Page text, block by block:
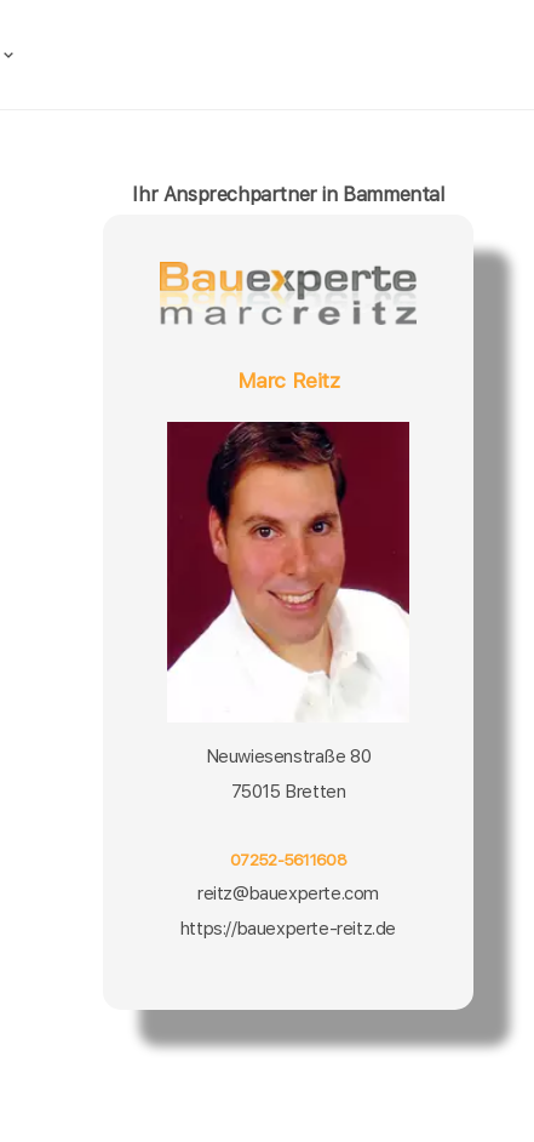
Ihr Ansprechpartner in Bammental
Marc Reitz
Neuwiesenstraße 80
75015 Bretten
07252-5611608
reitz@bauexperte.com
https://bauexperte-reitz.de